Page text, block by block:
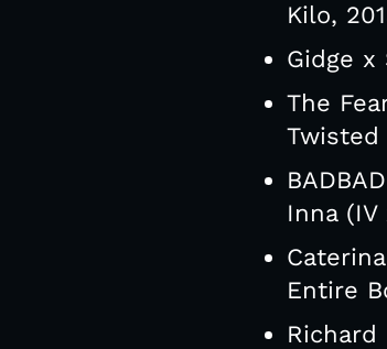
Kilo,
Gidge
The
Twisted
Inna
Entire
Richard